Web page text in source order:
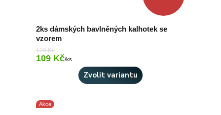
2ks dámských bavlněných kalhotek se
vzorem
129 Kč
109 Kč/ks
Zvolit variantu
Akce